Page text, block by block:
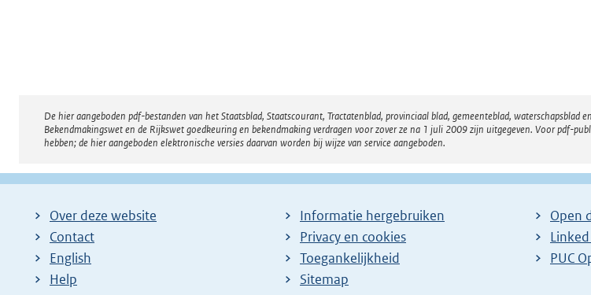
Disclaimer
De hier aangeboden pdf-bestanden van het Staatsblad, Staatscourant, Tractatenblad, provinciaal blad, gemeenteblad,
Bekendmakingswet en de Rijkswet goedkeuring en bekendmaking verdragen voor zover ze na 1 juli 2009 zijn uitgegeven. Voor pdf-
hebben; de hier aangeboden elektronische versies daarvan worden bij wijze van service aangeboden.
Over deze website
Contact
English
Help
Informatie hergebruiken
Privacy en cookies
Toegankelijkheid
Sitemap
Open
PUC